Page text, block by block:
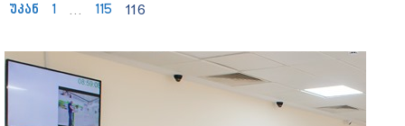
უკან 1 … 115 116